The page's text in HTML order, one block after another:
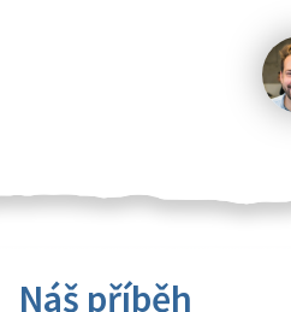
Náš příběh